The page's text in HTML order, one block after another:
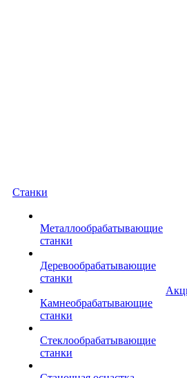
Станки
Металлообрабатывающие
станки
Деревообрабатывающие
станки
Камнеобрабатывающие
станки
Стеклообрабатывающие
станки